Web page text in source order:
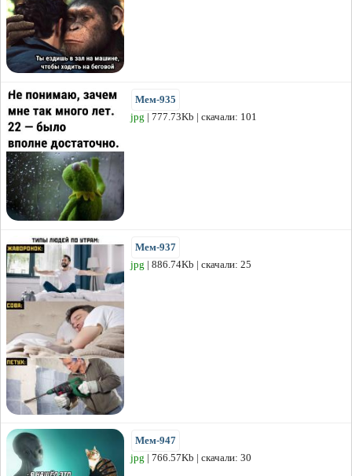
Мем-935
jpg | 777.73Kb | скачали: 101
Мем-937
jpg | 886.74Kb | скачали: 25
Мем-947
jpg | 766.57Kb | скачали: 30